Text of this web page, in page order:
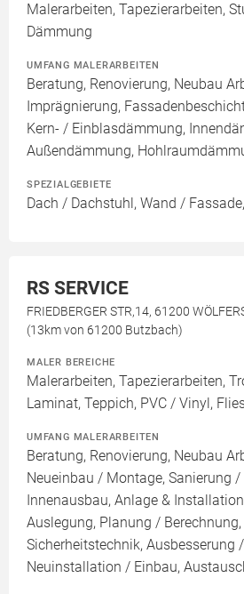
Malerarbeiten, Tapezierarbeiten,
Dämmung
UMFANG MALERARBEITEN
Beratung, Renovierung, Neubau
Imprägnierung,
Kern- / Einblasdämmung,
Außendämmung,
SPEZIALGEBIETE
Dach / Dachstuhl, Wand /
RS SERVICE
FRIEDBERGER STR,14, 61200
(13km von 61200 Butzbach)
MALER BEREICHE
Malerarbeiten, Tapezierarbeiten,
Laminat, Teppich, PVC / Vinyl,
UMFANG MALERARBEITEN
Beratung, Renovierung, Neubau
Neueinbau / Montage, Sanierung /
Innenausbau, Anlage &
Auslegung, Planung /
Sicherheitstechnik, Ausbesserung
Neuinstallation / Einbau,